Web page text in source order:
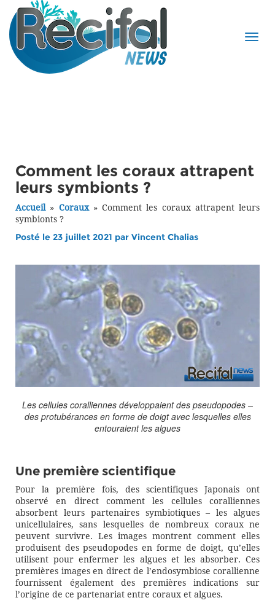
Comment les coraux attrapent
leurs symbionts ?
Accueil» Coraux» Comment les coraux attrapent leurs
symbionts ?
Posté le 23 juillet 2021 par Vincent Chalias
Les cellules coralliennes développaient des pseudopodes –
des protubérances en forme de doigt avec lesquelles elles
entouraient les algues
Une première scientifique
Pour la première fois, des scientifiques Japonais ont
observé en direct comment les cellules coralliennes
absorbent leurs partenaires symbiotiques – les algues
unicellulaires, sans lesquelles de nombreux coraux ne
peuvent survivre. Les images montrent comment elles
produisent des pseudopodes en forme de doigt, qu’elles
utilisent pour enfermer les algues et les absorber. Ces
premières images en direct de l’endosymbiose corallienne
fournissent également des premières indications sur
l’origine de ce partenariat entre coraux et algues.